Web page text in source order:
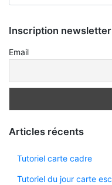
Inscription newsletter
Email
Articles récents
Tutoriel carte cadre
Tutoriel du jour carte